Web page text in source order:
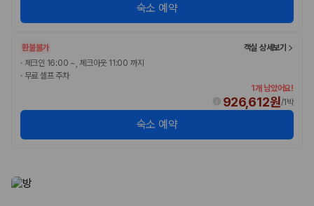
제주렌트카 가격비교 주요 링크
제주도 렌트카 실시간 최저가 가격비교
제주 렌트카 예약
국내 렌트카 가격비교
숙소 예약
환불불가
객실 상세보기
· 체크인 16:00 ~, 체크아웃 11:00 까지
· 무료 셀프 주차
1개 남았어요!
926,612원/1박
숙소 예약